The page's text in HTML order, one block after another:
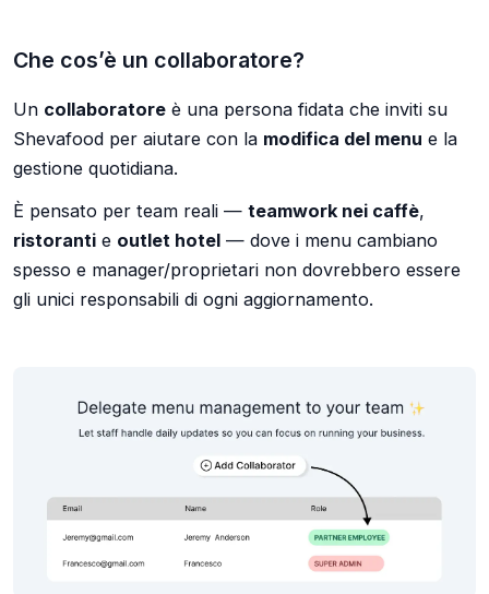
Che cos’è un collaboratore?
Un collaboratore è una persona fidata che inviti su
Shevafood per aiutare con la modifica del menu e la
gestione quotidiana.
È pensato per team reali — teamwork nei caffè,
ristoranti e outlet hotel — dove i menu cambiano
spesso e manager/proprietari non dovrebbero essere
gli unici responsabili di ogni aggiornamento.